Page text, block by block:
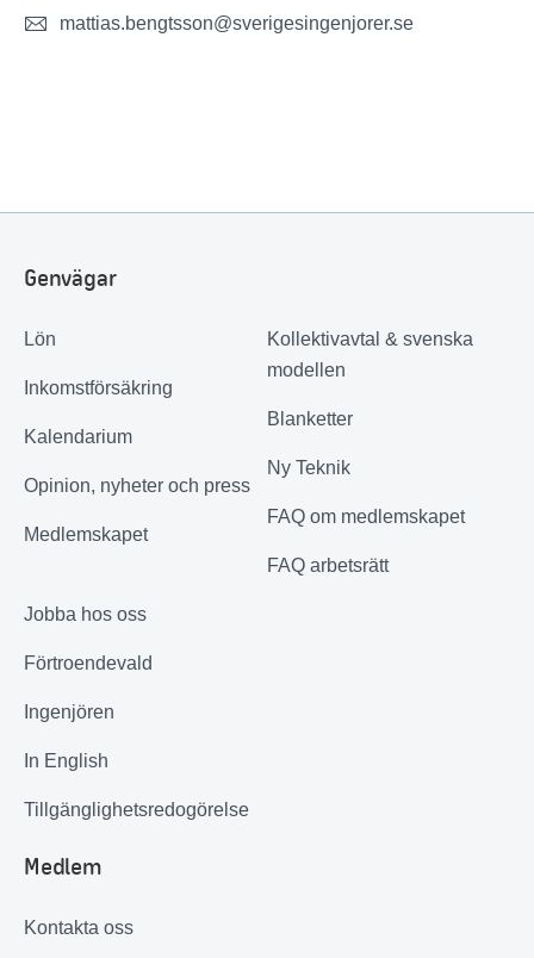
mattias.bengtsson@sverigesingenjorer.se
Genvägar
Lön
Inkomstförsäkring
Kalendarium
Opinion, nyheter och press
Medlemskapet
Kollektivavtal & svenska
modellen
Blanketter
Ny Teknik
FAQ om medlemskapet
FAQ arbetsrätt
Jobba hos oss
Förtroendevald
Ingenjören
In English
Tillgänglighetsredogörelse
Medlem
Kontakta oss